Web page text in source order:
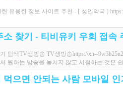
유용한 정보 사이트 추천 - [ 성인약국 ]
소 찾기 - 티비유키 우회 접
탐색TV생방송 TV생방송https://xn--
원하는 방송을 놓치지 않고 시청하는 것은
먹으면 안되는 사람 모바일